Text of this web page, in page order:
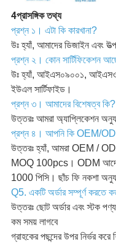
4প্রাসঙ্গিক তথ্য
প্রশ্ন ১। এটা কি কারখানা?
উঃ হ্যাঁ, আমাদের ডিজাইন এবং
প্রশ্ন ২। কোন সার্টিফিকেশন
উঃ হ্যাঁ, আইএস০৯০০১,
ইউএল সার্টিফাইড।
প্রশ্ন ৩। আমাদের বিশেষত্ব কি?
উত্তরঃ আমরা অ্যাপ্লিকেশন
প্রশ্ন ৪। আপনি কি OEM/
উত্তরঃ হ্যাঁ, আমরা OEM /
MOQ 100pcs। ODM
1000 পিসি। ছাঁচ ফি নকশা
Q5. একটি অর্ডার সম্পূর্ণ করতে
উত্তরঃ ছোট অর্ডার এবং স্টক
কম সময় লাগবে
গ্রাহকের পছন্দের উপর নির্ভর